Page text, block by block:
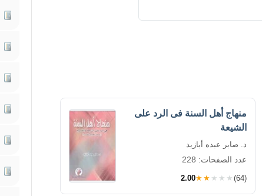
منهاج أهل السنة فى الرد على
الشيعة
د. صابر عبده أبازيد
عدد الصفحات: 228
2.00★★★★★ (64)